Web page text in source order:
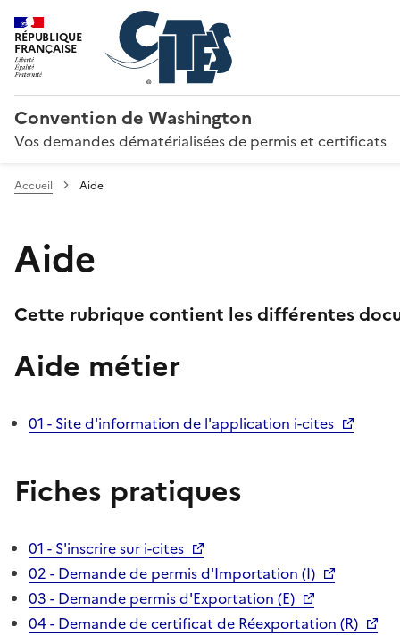
RÉPUBLIQUE
FRANÇAISE
Convention de Washington
Vos demandes dématérialisées de permis et certificats
Accueil Aide
Aide
Cette rubrique contient les différentes
Aide métier
01 - Site d'information de l'application i-cites
Fiches pratiques
01 - S'inscrire sur i-cites
02 - Demande de permis d'Importation (I)
03 - Demande permis d'Exportation (E)
04 - Demande de certificat de Réexportation (R)